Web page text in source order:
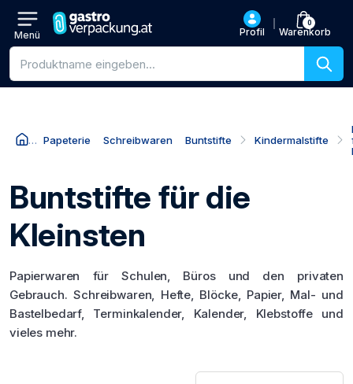
Menü Profil
0
Warenkorb
Produktsuche
Papeterie Schreibwaren Buntstifte Kindermalstifte
Buntstifte für die
Kleinsten
Papierwaren für Schulen, Büros und den privaten
Gebrauch. Schreibwaren, Hefte, Blöcke, Papier, Mal- und
Bastelbedarf, Terminkalender, Kalender, Klebstoffe und
vieles mehr.